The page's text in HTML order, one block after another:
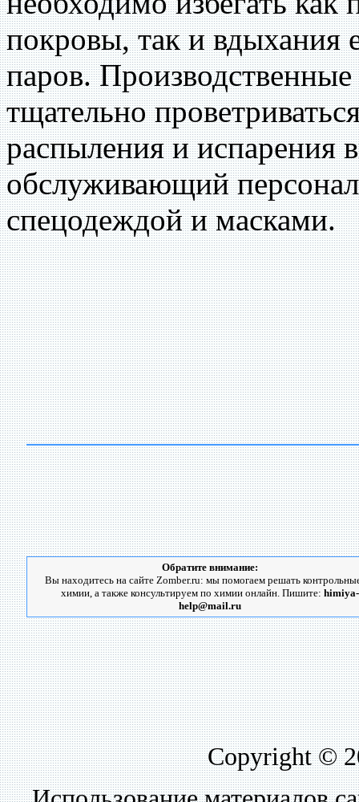
покровы, так и вдыхания
паров.
тщательно
распыления и испарения
обслуживающий
спецодеждой и масками.
Обратите внимание:
Вы находитесь на сайте Zomber.ru: мы помогаем решать
химии, а также консультируем по химии онлайн. Пишите: himiya-
help@mail.ru
Copyright ©